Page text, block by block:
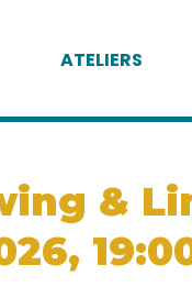
ATELIERS
&